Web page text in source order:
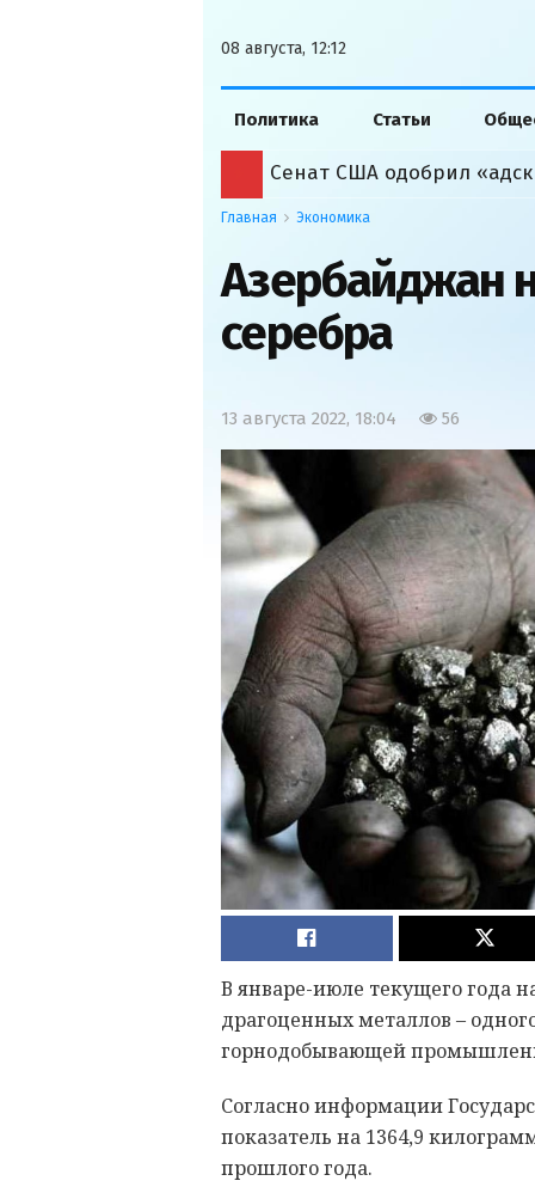
08 августа, 12:12
Политика Статьи
Сенат США одобрил
Главная Экономика
Азербайджан
серебра
13 августа 2022, 18:04 56
В январе-июле текущего года
драгоценных металлов –
горнодобывающей
Согласно информации
показатель на 1364,9
прошлого года.